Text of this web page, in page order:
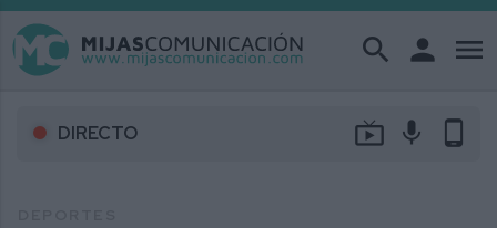
search person menu
DIRECTO live_tv mic phone_android